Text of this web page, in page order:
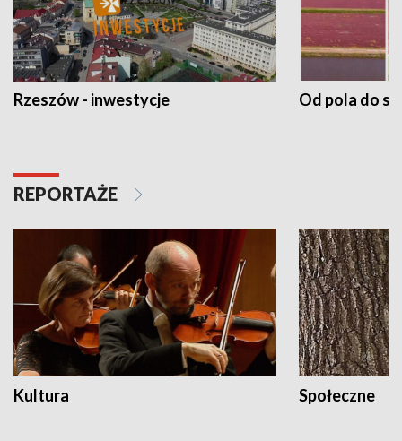
Rzeszów - inwestycje Od pola do
REPORTAŻE
Kultura Społeczne